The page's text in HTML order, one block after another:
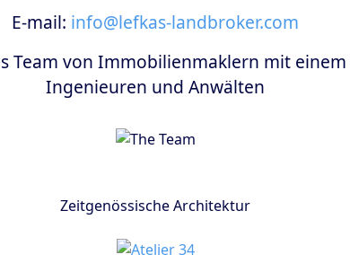
E-mail: info@lefkas-landbroker.com
von Immobilienmaklern mit
Ingenieuren und Anwälten
Zeitgenössische Architektur